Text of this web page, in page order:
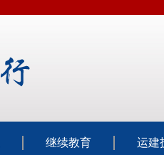
继续教育 运建